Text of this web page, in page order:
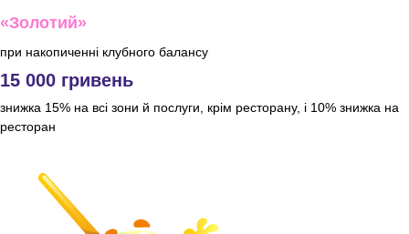
«Золотий»
при накопиченні клубного балансу
15 000 гривень
знижка 15% на всі зони й послуги, крім ресторану, і 10% знижка на
ресторан